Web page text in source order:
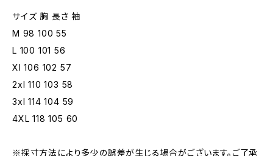
サイズ 胸 長さ 袖
M 98 100 55
L 100 101 56
Xl 106 102 57
2xl 110 103 58
3xl 114 104 59
4XL 118 105 60
※採寸方法により多少の誤差が生じる場合がございます。ご了承